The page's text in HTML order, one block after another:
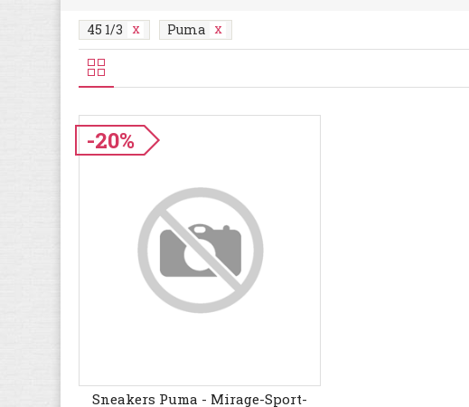
45 1/3 Puma
-20%
Sneakers Puma - Mirage-Sport-